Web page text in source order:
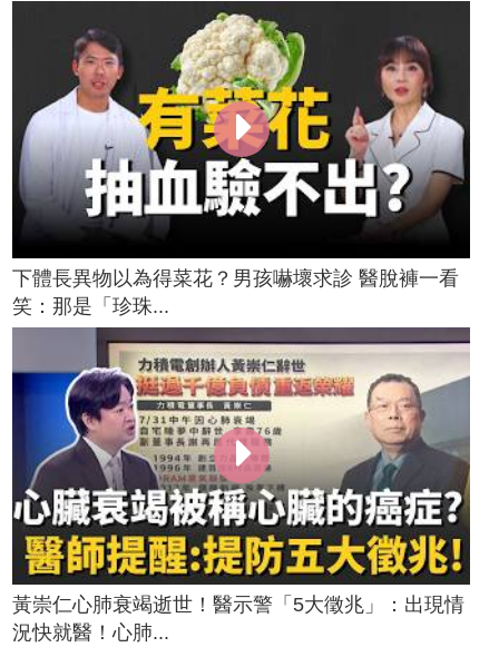
下體長異物以為得菜花？男孩嚇壞求診 醫脫褲一看
笑：那是「珍珠...
黃崇仁心肺衰竭逝世！醫示警「5大徵兆」：出現情
況快就醫！心肺...